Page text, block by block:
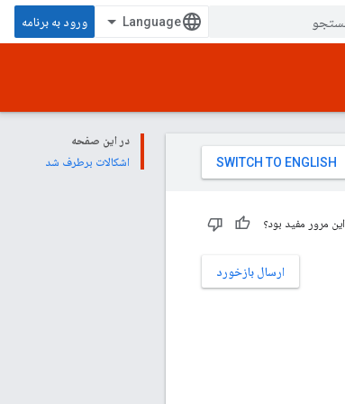
ورود به برنامه
در این صفحه
اشکالات برطرف شد
این مرور مفید بود؟
ارسال بازخورد